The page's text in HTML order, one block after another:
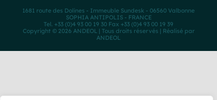
1681 route des Dolines - Immeuble Sundesk - 06560 Valbonne
SOPHIA ANTIPOLIS - FRANCE
Tel. +33 (0)4 93 00 19 30 Fax +33 (0)4 93 00 19 39
Copyright © 2026 ANDEOL | Tous droits réservés | Réalisé par
ANDEOL